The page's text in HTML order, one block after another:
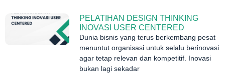
PELATIHAN DESIGN THINKING
INOVASI USER CENTERED
Dunia bisnis yang terus berkembang pesat
menuntut organisasi untuk selalu berinovasi
agar tetap relevan dan kompetitif. Inovasi
bukan lagi sekadar